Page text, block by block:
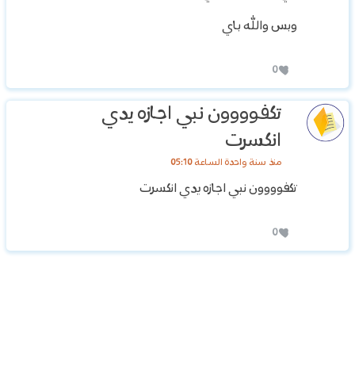
وبس والله باي
0
تكفوووون نبي اجازه يدي
انكسرت
منذ سنة واحدة الساعة 05:10
تكفوووون نبي اجازه يدي انكسرت
0